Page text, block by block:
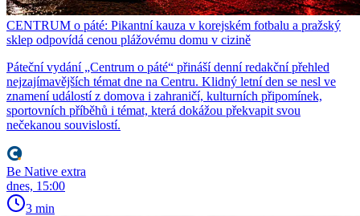
CENTRUM o páté: Pikantní kauza v korejském fotbalu a pražský
sklep odpovídá cenou plážovému domu v cizině
Páteční vydání „Centrum o páté“ přináší denní redakční přehled
nejzajímavějších témat dne na Centru. Klidný letní den se nesl ve
znamení událostí z domova i zahraničí, kulturních připomínek,
sportovních příběhů i témat, která dokážou překvapit svou
nečekanou souvislostí.
Be Native extra
dnes, 15:00
3 min